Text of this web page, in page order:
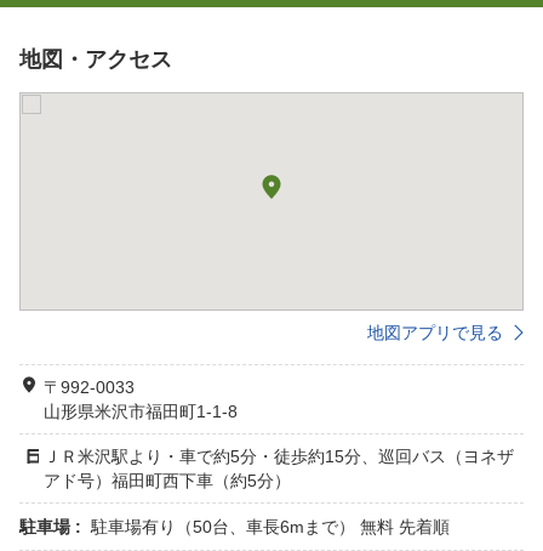
地図・アクセス
地図アプリで見る
〒992-0033
山形県米沢市福田町1-1-8
ＪＲ米沢駅より・車で約5分・徒歩約15分、巡回バス（ヨネザ
アド号）福田町西下車（約5分）
駐車場 : 駐車場有り（50台、車長6mまで） 無料 先着順